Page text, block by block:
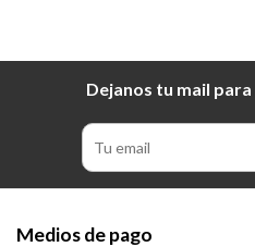
Dejanos tu mail
Medios de pago